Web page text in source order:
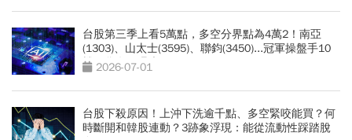
台股第三季上看5萬點，多空分界點為4萬2！南亞
(1303)、山太士(3595)、聯鈞(3450)...冠軍操盤手10
檔口袋名單曝光
2026-07-01
台股下殺原因！上沖下洗逾千點、多空緊咬能買？何
時斷開和韓股連動？3跡象浮現：能從流動性踩踏脫